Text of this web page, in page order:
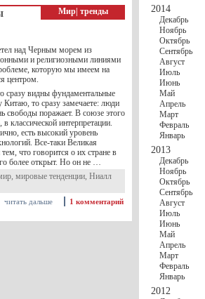
Мир| тренды
над Черным морем из
и религиозными линиями
которую мы имеем на
центром.
видны фундаментальные
то сразу замечаете: люди
свободы поражает. В союзе этого
классической интерпретации.
есть высокий уровень
Все-таки Великая
что говорится о их стране в
более открыт. Но он не …
, мировые тенденции, Ниалл
1 комментарий
читать дальше
2014
Декабрь
Ноябрь
Октябрь
Сентябрь
Август
Июль
Июнь
Май
Апрель
Март
Февраль
Январь
2013
Декабрь
Ноябрь
Октябрь
Сентябрь
Август
Июль
Июнь
Май
Апрель
Март
Февраль
Январь
2012